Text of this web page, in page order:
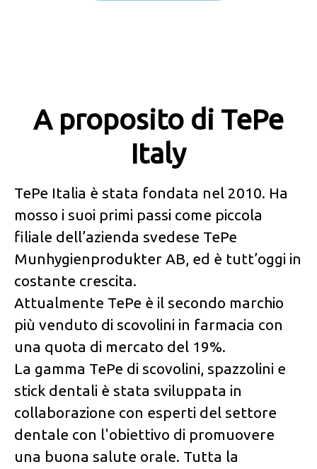
A proposito di TePe
Italy
TePe Italia è stata fondata nel 2010. Ha
mosso i suoi primi passi come piccola
filiale dell’azienda svedese TePe
Munhygienprodukter AB, ed è tutt’oggi in
costante crescita.
Attualmente TePe è il secondo marchio
più venduto di scovolini in farmacia con
una quota di mercato del 19%.
La gamma TePe di scovolini, spazzolini e
stick dentali è stata sviluppata in
collaborazione con esperti del settore
dentale con l'obiettivo di promuovere
una buona salute orale. Tutta la